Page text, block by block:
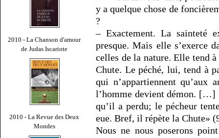
2010 - La Chanson d'amour
de Judas Iscariote
2010 - La Revue des Deux
Mondes
y a quelque chose de
?
– Exactement. La sainteté
presque. Mais elle s’exerce
celles de la nature. Elle tend
Chute. Le péché, lui, tend à
qui n’appartiennent qu’aux
l’homme devient démon. […]
qu’il a perdu; le pécheur
eue. Bref, il répète la Chute»
Nous ne nous poserons